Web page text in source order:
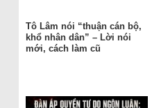
Tô Lâm nói “thuận cán bộ,
khổ nhân dân” – Lời nói
mới, cách làm cũ